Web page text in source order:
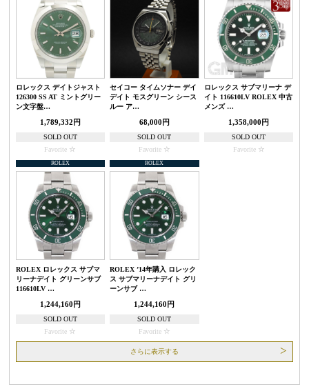
ロレックス デイトジャスト
126300 SS AT ミントグリー
ン文字盤…
1,789,332円
SOLD OUT
Favorite
セイコー タイムソナー デイ
デイト モスグリーン シース
ルー ア…
68,000円
SOLD OUT
Favorite
ロレックス サブマリーナ デ
イト 116610LV ROLEX 中古
メンズ …
1,358,000円
SOLD OUT
Favorite
ROLEX
ROLEX ロレックス サブマ
リーナデイト グリーンサブ
116610LV …
1,244,160円
SOLD OUT
Favorite
ROLEX
ROLEX ’14年購入 ロレック
ス サブマリーナデイト グリ
ーンサブ …
1,244,160円
SOLD OUT
Favorite
さらに表示する